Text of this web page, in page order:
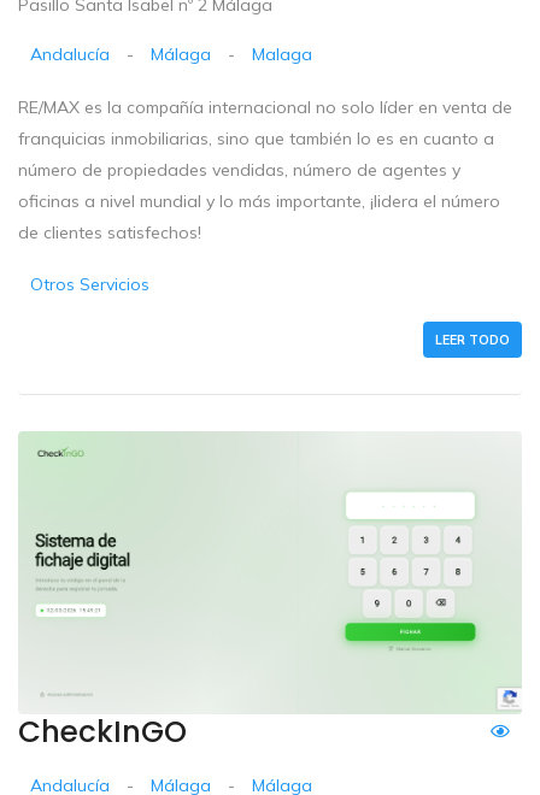
Pasillo Santa Isabel nº 2 Málaga
Andalucía - Málaga - Malaga
RE/MAX es la compañía internacional no solo líder en venta de
franquicias inmobiliarias, sino que también lo es en cuanto a
número de propiedades vendidas, número de agentes y
oficinas a nivel mundial y lo más importante, ¡lidera el número
de clientes satisfechos!
Otros Servicios
LEER TODO
CheckInGO
Andalucía - Málaga - Málaga